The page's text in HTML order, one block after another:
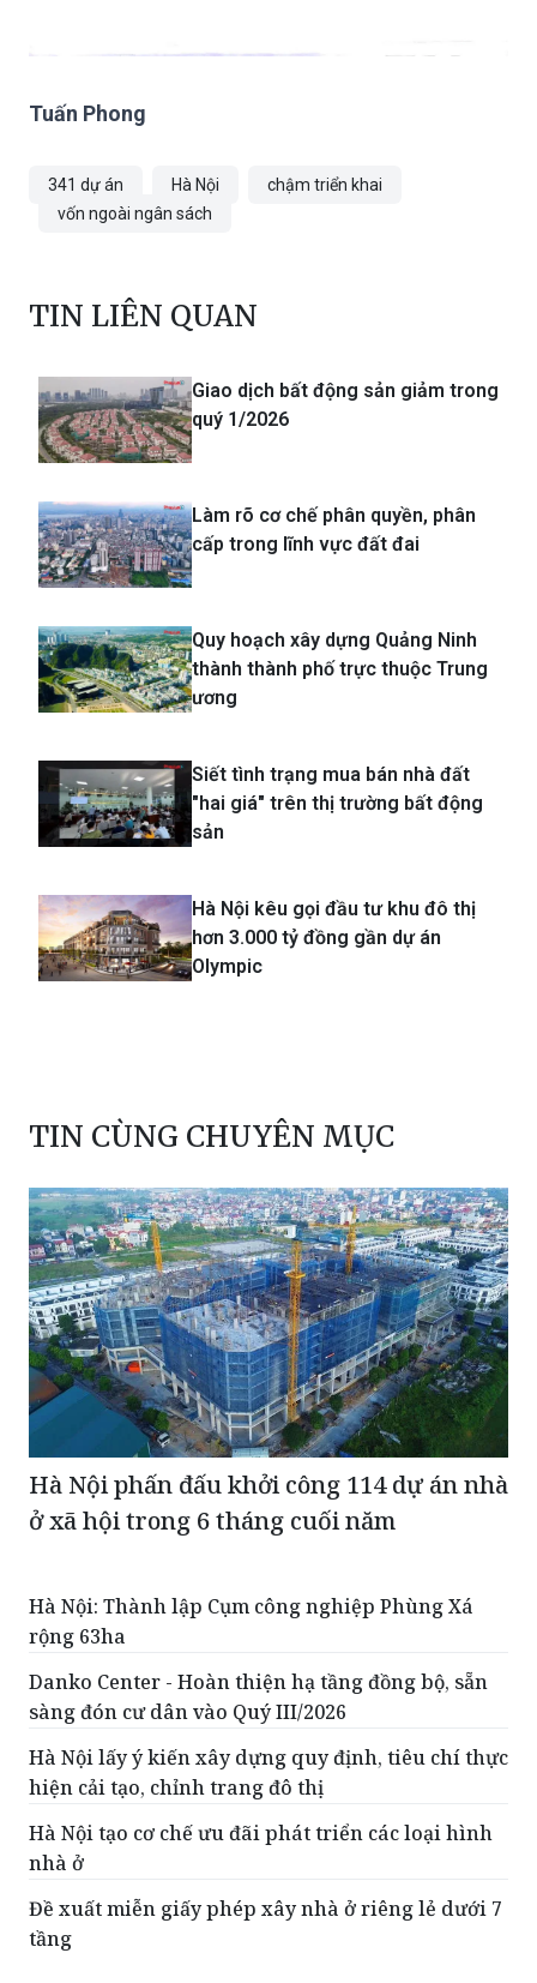
Tuấn Phong
341 dự án Hà Nội
chậm triển khai
vốn ngoài ngân sách
TIN LIÊN QUAN
Giao dịch bất động sản giảm trong
quý 1/2026
Làm rõ cơ chế phân quyền, phân
cấp trong lĩnh vực đất đai
Quy hoạch xây dựng Quảng Ninh
thành thành phố trực thuộc Trung
ương
Siết tình trạng mua bán nhà đất
"hai giá" trên thị trường bất động
sản
Hà Nội kêu gọi đầu tư khu đô thị
hơn 3.000 tỷ đồng gần dự án
Olympic
TIN CÙNG CHUYÊN MỤC
Hà Nội phấn đấu khởi công 114 dự án nhà
ở xã hội trong 6 tháng cuối năm
Hà Nội: Thành lập Cụm công nghiệp Phùng Xá
rộng 63ha
Danko Center - Hoàn thiện hạ tầng đồng bộ, sẵn
sàng đón cư dân vào Quý III/2026
Hà Nội lấy ý kiến xây dựng quy định, tiêu chí thực
hiện cải tạo, chỉnh trang đô thị
Hà Nội tạo cơ chế ưu đãi phát triển các loại hình
nhà ở
Đề xuất miễn giấy phép xây nhà ở riêng lẻ dưới 7
tầng